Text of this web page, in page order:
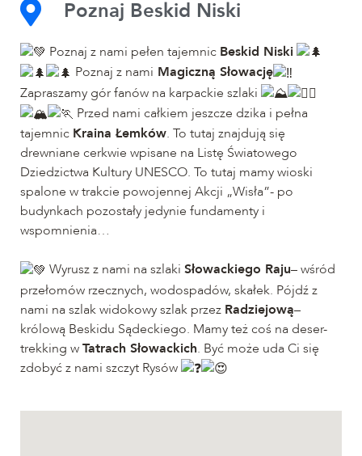
Poznaj Beskid Niski
Poznaj z nami pełen tajemnic Beskid Niski
Poznaj z nami Magiczną Słowację
Zapraszamy gór fanów na karpackie szlaki
Przed nami całkiem jeszcze dzika i pełna
tajemnic Kraina Łemków. To tutaj znajdują się
drewniane cerkwie wpisane na Listę Światowego
Dziedzictwa Kultury UNESCO. To tutaj mamy wioski
spalone w trakcie powojennej Akcji „Wisła”- po
budynkach pozostały jedynie fundamenty i
wspomnienia…
Wyrusz z nami na szlaki Słowackiego Raju– wśród
przełomów rzecznych, wodospadów, skałek. Pójdź z
nami na szlak widokowy szlak przez Radziejową–
królową Beskidu Sądeckiego. Mamy też coś na deser-
trekking wTatrach Słowackich. Być może uda Ci się
zdobyć z nami szczyt Rysów